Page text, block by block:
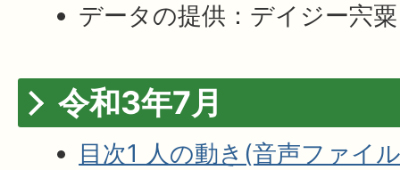
データの提供：デイジー宍粟
令和3年7月
目次1 人の動き(音声ファイ